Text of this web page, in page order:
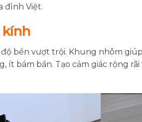
đình Việt.
bền vượt trội. Khung nhôm
bám bẩn. Tạo cảm giác rộng